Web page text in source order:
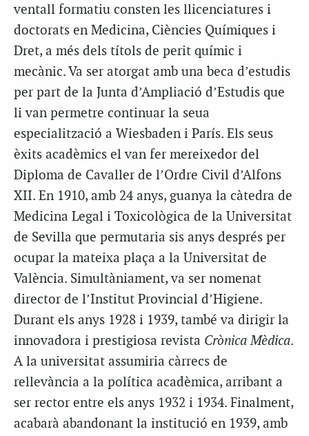
ventall formatiu consten les llicenciatures i
doctorats en Medicina, Ciències Químiques i
Dret, a més dels títols de perit químic i
mecànic. Va ser atorgat amb una beca d’estudis
per part de la Junta d’Ampliació d’Estudis que
li van permetre continuar la seua
especialització a Wiesbaden i París. Els seus
èxits acadèmics el van fer mereixedor del
Diploma de Cavaller de l’Ordre Civil d’Alfons
XII. En 1910, amb 24 anys, guanya la càtedra de
Medicina Legal i Toxicològica de la Universitat
de Sevilla que permutaria sis anys després per
ocupar la mateixa plaça a la Universitat de
València. Simultàniament, va ser nomenat
director de l’Institut Provincial d’Higiene.
Durant els anys 1928 i 1939, també va dirigir la
innovadora i prestigiosa revista Crònica Mèdica.
A la universitat assumiria càrrecs de
rellevància a la política acadèmica, arribant a
ser rector entre els anys 1932 i 1934. Finalment,
acabarà abandonant la institució en 1939, amb